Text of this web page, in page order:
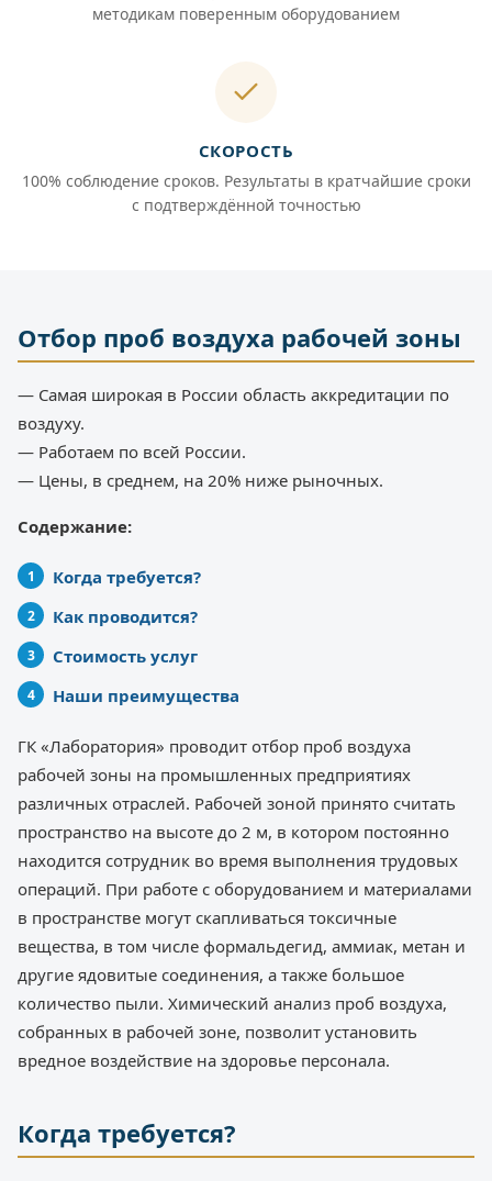
методикам поверенным оборудованием
СКОРОСТЬ
100% соблюдение сроков. Результаты в кратчайшие сроки
с подтверждённой точностью
Отбор проб воздуха рабочей зоны
— Самая широкая в России область аккредитации по
воздуху.
— Работаем по всей России.
— Цены, в среднем, на 20% ниже рыночных.
Содержание:
Когда требуется?
Как проводится?
Стоимость услуг
Наши преимущества
ГК «Лаборатория» проводит отбор проб воздуха
рабочей зоны на промышленных предприятиях
различных отраслей. Рабочей зоной принято считать
пространство на высоте до 2 м, в котором постоянно
находится сотрудник во время выполнения трудовых
операций. При работе с оборудованием и материалами
в пространстве могут скапливаться токсичные
вещества, в том числе формальдегид, аммиак, метан и
другие ядовитые соединения, а также большое
количество пыли. Химический анализ проб воздуха,
собранных в рабочей зоне, позволит установить
вредное воздействие на здоровье персонала.
Когда требуется?